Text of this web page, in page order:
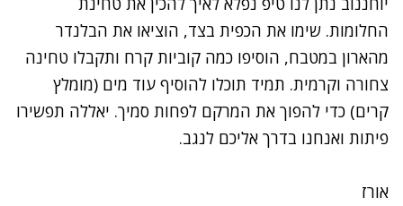
החלומות. שימו את הכפית בצד, הוציאו את הבלנדר
מהארון במטבח, הוסיפו כמה קוביות קרח ותקבלו טחינה
צחורה וקרמית. תמיד תוכלו להוסיף עוד מים (מומלץ
קרים) כדי להפוך את המרקם לפחות סמיך. יאללה תפשירו
פיתות ואנחנו בדרך אליכם לנגב.
אורז